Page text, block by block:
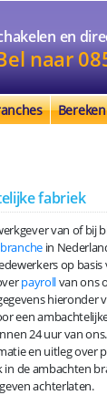
en
naar
fabriek
van of bij
in
op basis
payrollvan ons
hieronder
een
24 uur van ons.
en uitleg over
in de ambachten
achterlaten.